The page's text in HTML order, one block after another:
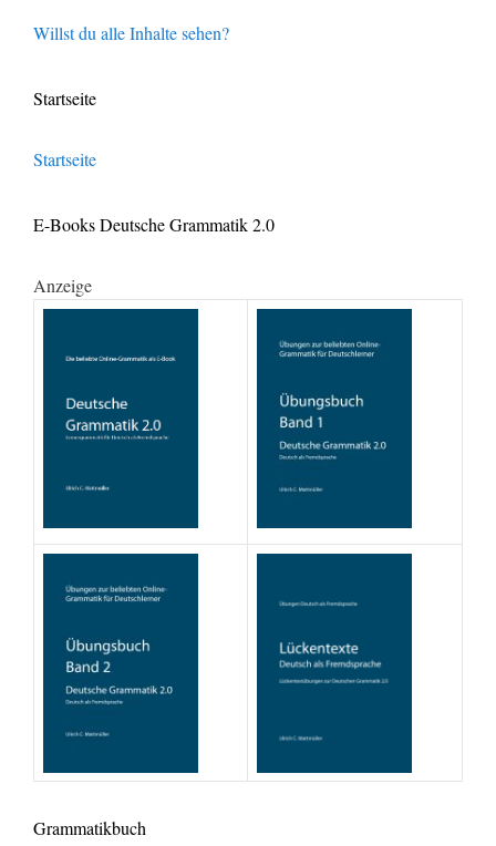
Willst du alle Inhalte sehen?
Startseite
Startseite
E-Books Deutsche Grammatik 2.0
Anzeige
Grammatikbuch